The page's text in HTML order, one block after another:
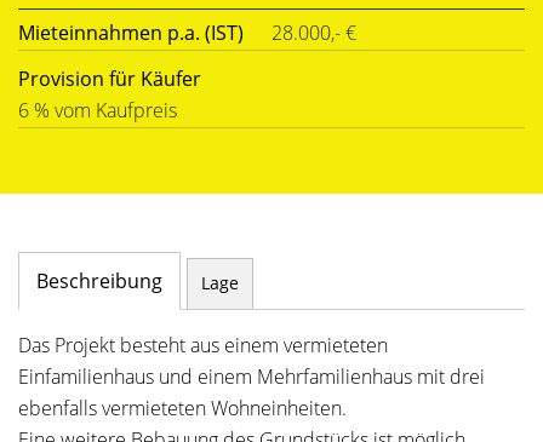
Mieteinnahmen p.a. (IST)
28.000,- €
Provision für Käufer
6 % vom Kaufpreis
Beschreibung Lage
Das Projekt besteht aus einem vermieteten
Einfamilienhaus und einem Mehrfamilienhaus mit drei
ebenfalls vermieteten Wohneinheiten.